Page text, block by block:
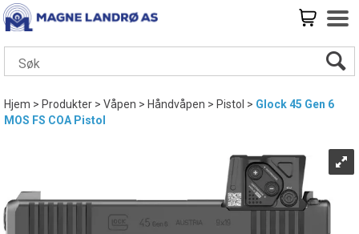
Hjem>Produkter>Våpen>Håndvåpen>Pistol >Glock 45 Gen 6
MOS FS COA Pistol